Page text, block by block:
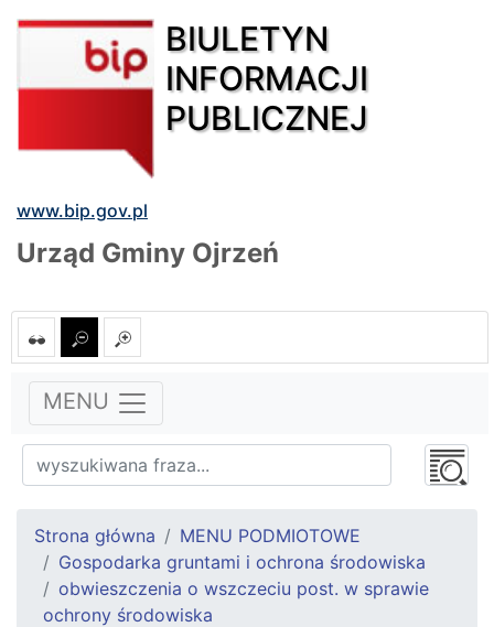
BIULETYN
INFORMACJI
PUBLICZNEJ
www.bip.gov.pl
Urząd Gminy Ojrzeń
MENU
Strona główna
MENU PODMIOTOWE
Gospodarka gruntami i ochrona środowiska
obwieszczenia o wszczeciu post. w sprawie
ochrony środowiska